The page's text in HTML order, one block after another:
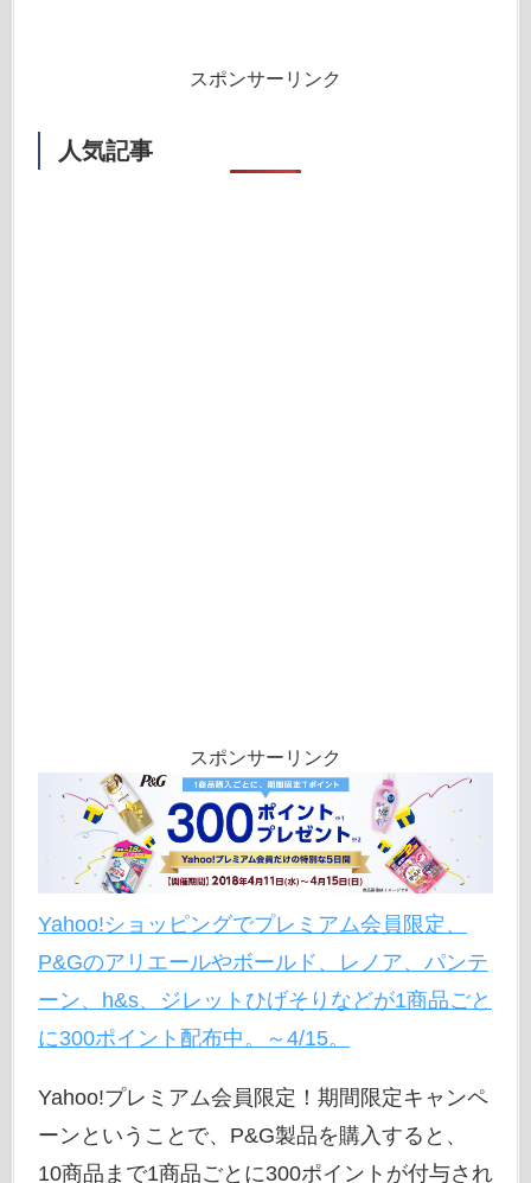
スポンサーリンク
人気記事
スポンサーリンク
Yahoo!ショッピングでプレミアム会員限定、
P&Gのアリエールやボールド、レノア、パンテ
ーン、h&s、ジレットひげそりなどが1商品ごと
に300ポイント配布中。～4/15。
Yahoo!プレミアム会員限定！期間限定キャンペ
ーンということで、P&G製品を購入すると、
10商品まで1商品ごとに300ポイントが付与され